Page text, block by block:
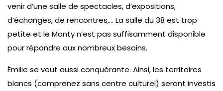
venir d’une salle de spectacles, d’expositions,
d’échanges, de rencontres,… La salle du 38 est trop
petite et le Monty n’est pas suffisamment disponible
pour répondre aux nombreux besoins.
Émilie se veut aussi conquérante. Ainsi, les territoires
blancs (comprenez sans centre culturel) seront investis